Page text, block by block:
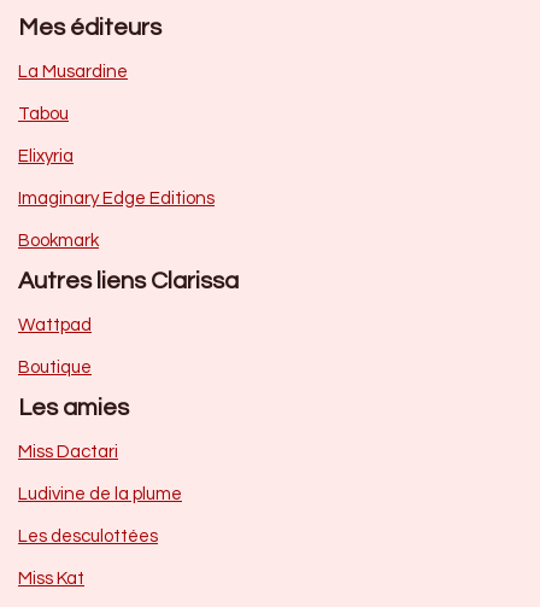
Mes éditeurs
La Musardine
Tabou
Elixyria
Imaginary Edge Editions
Bookmark
Autres liens Clarissa
Wattpad
Boutique
Les amies
Miss Dactari
Ludivine de la plume
Les desculottées
Miss Kat